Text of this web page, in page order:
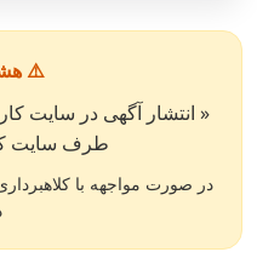
⚠️
طرف سایت کار۵۰ نمی
در صورت مواجهه با